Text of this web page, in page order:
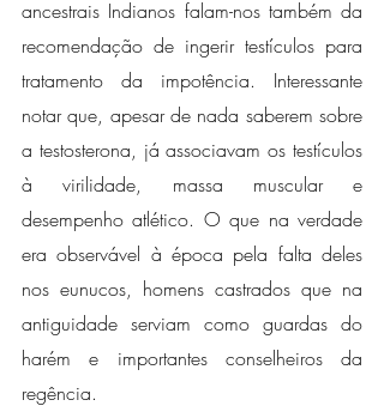
ancestrais Indianos falam-nos também da
recomendação de ingerir testículos para
tratamento da impotência. Interessante
notar que, apesar de nada saberem sobre
a testosterona, já associavam os testículos
à virilidade, massa muscular e
desempenho atlético. O que na verdade
era observável à época pela falta deles
nos eunucos, homens castrados que na
antiguidade serviam como guardas do
harém e importantes conselheiros da
regência.